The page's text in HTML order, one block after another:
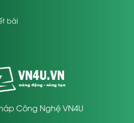
bài
Công Nghệ VN4U